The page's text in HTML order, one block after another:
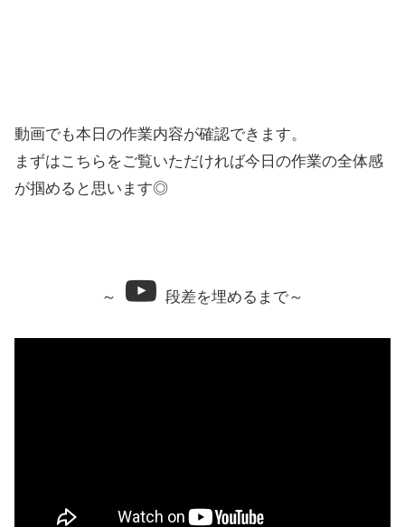
動画でも本日の作業内容が確認できます。
まずはこちらをご覧いただければ今日の作業の全体感
が掴めると思います◎
～ 段差を埋めるまで～